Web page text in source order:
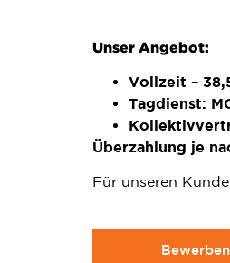
Unser Angebot:
Vollzeit –
Tagdienst:
Überzahlung je
Für unseren
Bewerben